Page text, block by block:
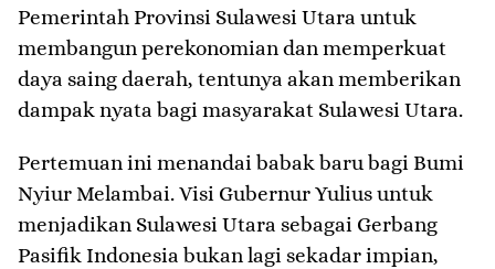
Pemerintah Provinsi Sulawesi Utara untuk
membangun perekonomian dan memperkuat
daya saing daerah, tentunya akan memberikan
dampak nyata bagi masyarakat Sulawesi Utara.
Pertemuan ini menandai babak baru bagi Bumi
Nyiur Melambai. Visi Gubernur Yulius untuk
menjadikan Sulawesi Utara sebagai Gerbang
Pasifik Indonesia bukan lagi sekadar impian,